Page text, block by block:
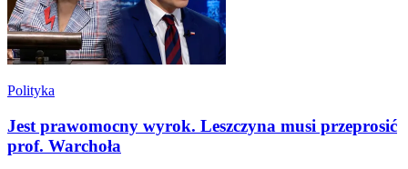
Polityka
Jest prawomocny wyrok. Leszczyna musi przeprosić
prof. Warchoła